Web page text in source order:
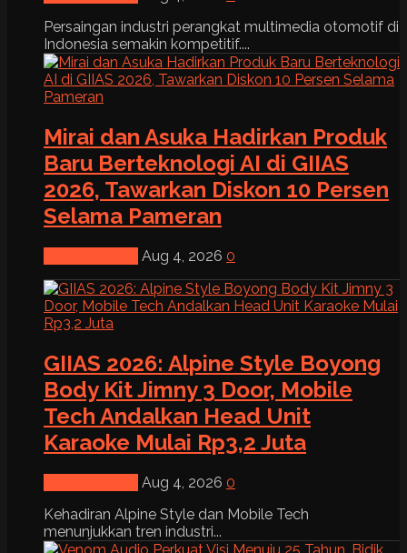
Persaingan industri perangkat multimedia otomotif di
Indonesia semakin kompetitif....
Mirai dan Asuka Hadirkan Produk
Baru Berteknologi AI di GIIAS
2026, Tawarkan Diskon 10 Persen
Selama Pameran
Aug 4, 2026 0
GIIAS 2026: Alpine Style Boyong
Body Kit Jimny 3 Door, Mobile
Tech Andalkan Head Unit
Karaoke Mulai Rp3,2 Juta
Aug 4, 2026 0
Kehadiran Alpine Style dan Mobile Tech
menunjukkan tren industri...